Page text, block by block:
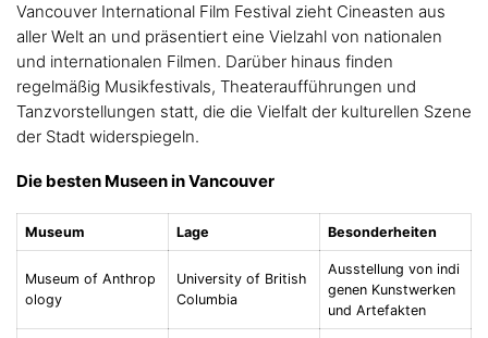
Vancouver International Film Festival zieht Cineasten aus
aller Welt an und präsentiert eine Vielzahl von nationalen
und internationalen Filmen. Darüber hinaus finden
regelmäßig Musikfestivals, Theateraufführungen und
Tanzvorstellungen statt, die die Vielfalt der kulturellen Szene
der Stadt widerspiegeln.
Die besten Museen in Vancouver
Museum Lage Besonderheiten
Museum of Anthrop
ology
University of British
Columbia
Ausstellung von indi
genen Kunstwerken
und Artefakten